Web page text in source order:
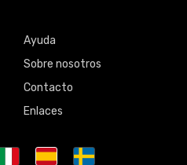
Ayuda
Sobre nosotros
Contacto
Enlaces